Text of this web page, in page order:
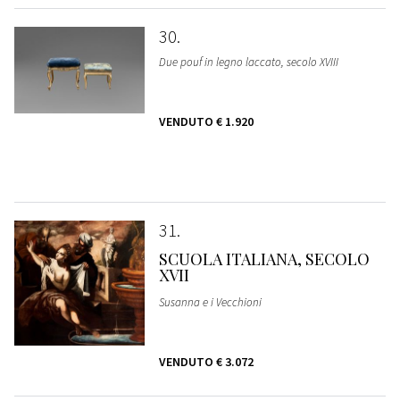
30
Due pouf in legno laccato, secolo XVIII
VENDUTO € 1.920
31
SCUOLA ITALIANA, SECOLO
XVII
Susanna e i Vecchioni
VENDUTO € 3.072